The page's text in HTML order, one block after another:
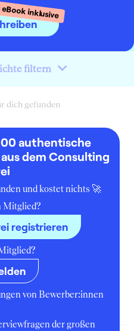
inklusive
filtern
dich gefunden
4
Trainee)
York
authentische
dem Consulting
und kostet nichts 🚀
Mitglied?
registrieren
von Bewerber:innen
der großen